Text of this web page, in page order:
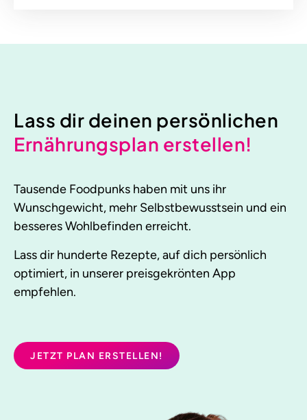
Lass dir deinen persönlichen
Ernährungsplan erstellen!
Tausende Foodpunks haben mit uns ihr
Wunschgewicht, mehr Selbstbewusstsein und ein
besseres Wohlbefinden erreicht.
Lass dir hunderte Rezepte, auf dich persönlich
optimiert, in unserer preisgekrönten App
empfehlen.
JETZT PLAN ERSTELLEN!